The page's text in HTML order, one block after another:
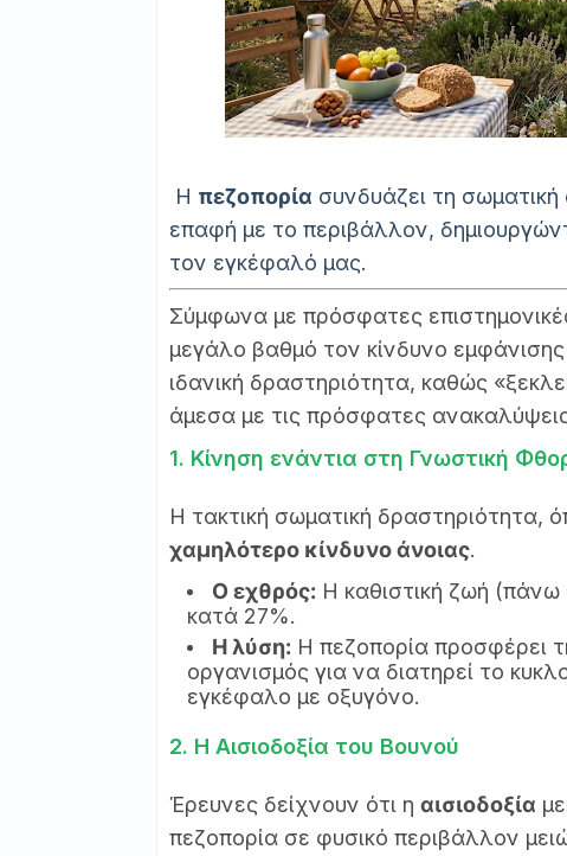
Η πεζοπορία συνδυάζει τη
επαφή με το περιβάλλον,
τον εγκέφαλό μας.
Σύμφωνα με πρόσφατες
μεγάλο βαθμό τον κίνδυνο
ιδανική δραστηριότητα, καθώς
άμεσα με τις πρόσφατες
1. Κίνηση ενάντια στη Γνωστική
Η τακτική σωματική δραστηριότητα,
χαμηλότερο κίνδυνο άνοιας.
Ο εχθρός: Η καθιστική ζωή
κατά 27%.
Η λύση: Η πεζοπορία προσφέρει
οργανισμός για να διατηρεί το
εγκέφαλο με οξυγόνο.
2. Η Αισιοδοξία του Βουνού
Έρευνες δείχνουν ότι η αισιοδοξία
πεζοπορία σε φυσικό περιβάλλον